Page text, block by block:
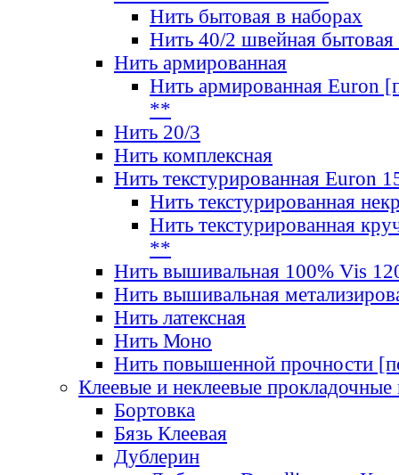
Нить бытовая в наборах
Нить 40/2 швейная бытовая
Нить армированная
Нить армированная Euron
**
Нить 20/3
Нить комплексная
Нить текстурированная Euron
Нить текстурированная
Нить текстурированная
**
Нить вышивальная 100% Vis
Нить вышивальная
Нить латексная
Нить Моно
Нить повышенной прочности
Клеевые и неклеевые прокладочные
Бортовка
Бязь Клеевая
Дублерин